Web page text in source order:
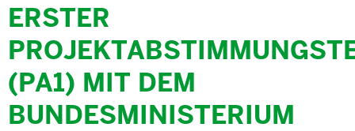
ERSTER
(PA1) MIT DEM
BUNDESMINISTERIUM